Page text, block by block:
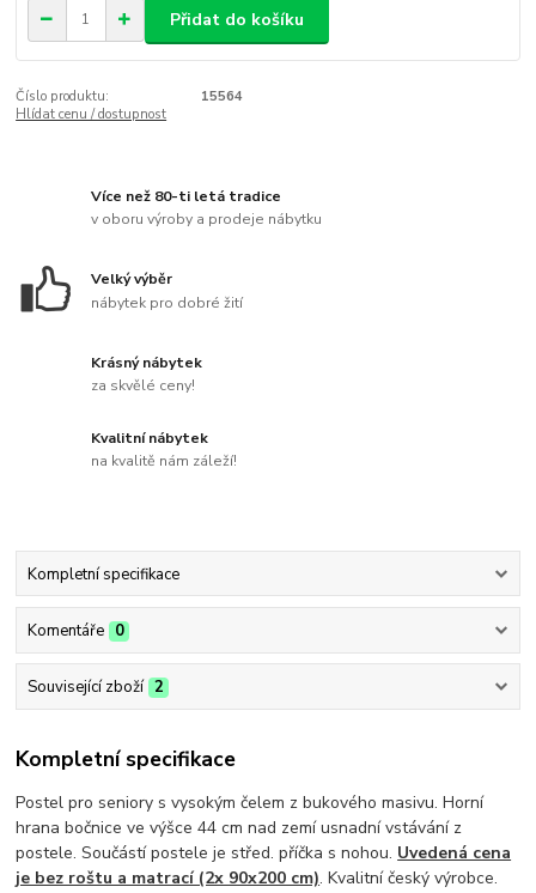
Přidat do košíku
Číslo produktu:
15564
Hlídat cenu / dostupnost
Více než 80-ti letá tradice
v oboru výroby a prodeje nábytku
Velký výběr
nábytek pro dobré žití
Krásný nábytek
za skvělé ceny!
Kvalitní nábytek
na kvalitě nám záleží!
Kompletní specifikace
Komentáře 0
Související zboží 2
Kompletní specifikace
Postel pro seniory s vysokým čelem z bukového masivu. Horní
hrana bočnice ve výšce 44 cm nad zemí usnadní vstávání z
postele. Součástí postele je střed. příčka s nohou. Uvedená cena
je bez roštu a matrací (2x 90x200 cm). Kvalitní český výrobce.